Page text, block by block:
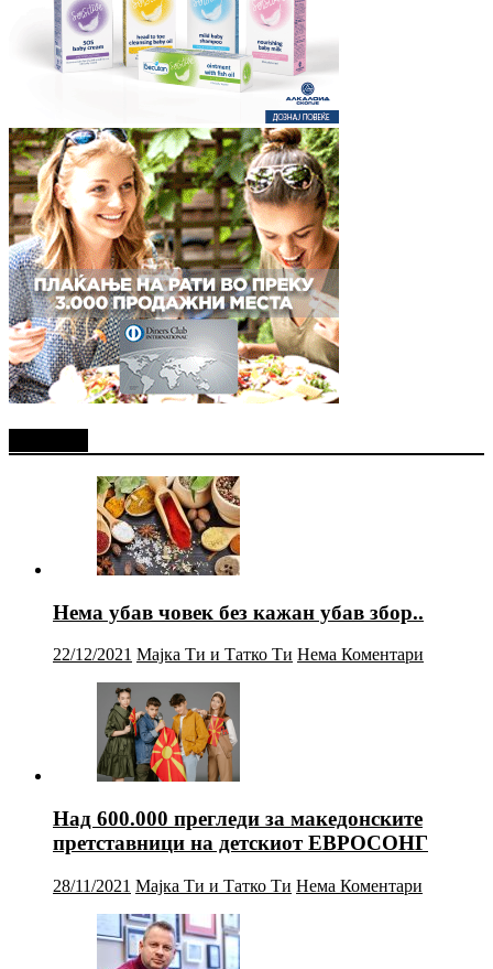
Нема убав човек без кажан убав збор..
22/12/2021 Мајка Ти и Татко Ти Нема Коментари
Над 600.000 прегледи за македонските
претставници на детскиот ЕВРОСОНГ
28/11/2021 Мајка Ти и Татко Ти Нема Коментари